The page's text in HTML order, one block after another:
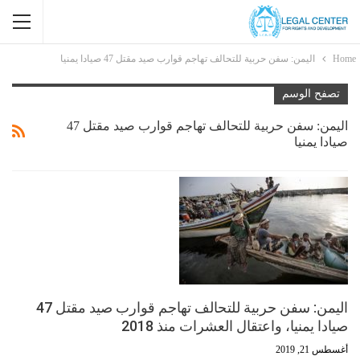
Home اليمن: سفن حربية للتحالف تهاجم قوارب صيد مقتل 47 صيادا يمنيا
تصفح الوسم
اليمن: سفن حربية للتحالف تهاجم قوارب صيد مقتل 47
صيادا يمنيا
اليمن: سفن حربية للتحالف تهاجم قوارب صيد مقتل 47
صيادا يمنيا، واعتقال العشرات منذ 2018
أغسطس 21, 2019